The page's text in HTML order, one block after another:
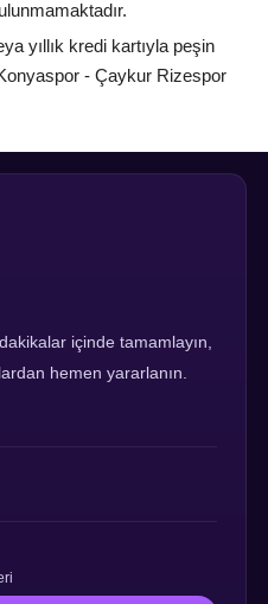
yıllık kredi kartıyla peşin
- Çaykur Rizespor
içinde tamamlayın,
hemen yararlanın.